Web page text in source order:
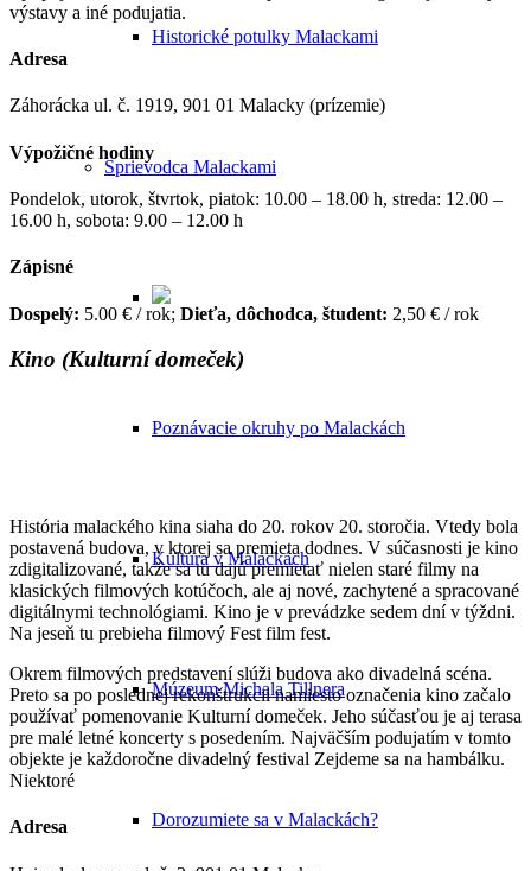
Historické potulky Malackami
Sprievodca Malackami
Poznávacie okruhy po Malackách
Kultúra v Malackách
Múzeum Michala Tillnera
Dorozumiete sa v Malackách?
výstavy a iné podujatia.
Adresa
Záhorácka ul. č. 1919, 901 01 Malacky (prízemie)
Výpožičné hodiny
Pondelok, utorok, štvrtok, piatok: 10.00 – 18.00 h, streda: 12.00 –
16.00 h, sobota: 9.00 – 12.00 h
Zápisné
Dospelý: 5.00 € / rok; Dieťa, dôchodca, študent: 2,50 € / rok
Kino (Kulturní domeček)
História malackého kina siaha do 20. rokov 20. storočia. Vtedy bola
postavená budova, v ktorej sa premieta dodnes. V súčasnosti je kino
zdigitalizované, takže sa tu dajú premietať nielen staré filmy na
klasických filmových kotúčoch, ale aj nové, zachytené a spracované
digitálnymi technológiami. Kino je v prevádzke sedem dní v týždni.
Na jeseň tu prebieha filmový Fest film fest.
Okrem filmových predstavení slúži budova ako divadelná scéna.
Preto sa po poslednej rekonštrukcii namiesto označenia kino začalo
používať pomenovanie Kulturní domeček. Jeho súčasťou je aj terasa
pre malé letné koncerty s posedením. Najväčším podujatím v tomto
objekte je každoročne divadelný festival Zejdeme sa na hambálku.
Niektoré
Adresa